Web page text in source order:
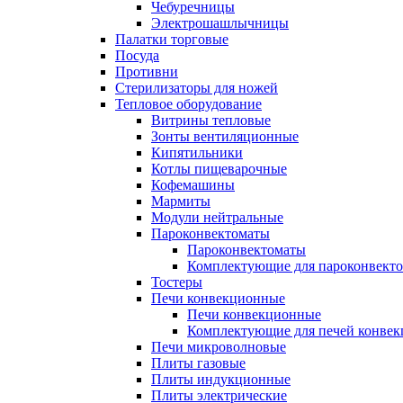
Чебуречницы
Электрошашлычницы
Палатки торговые
Посуда
Противни
Стерилизаторы для ножей
Тепловое оборудование
Витрины тепловые
Зонты вентиляционные
Кипятильники
Котлы пищеварочные
Кофемашины
Мармиты
Модули нейтральные
Пароконвектоматы
Пароконвектоматы
Комплектующие для
Тостеры
Печи конвекционные
Печи конвекционные
Комплектующие для печей
Печи микроволновые
Плиты газовые
Плиты индукционные
Плиты электрические